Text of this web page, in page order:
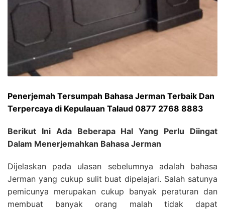
Penerjemah Tersumpah Bahasa Jerman Terbaik Dan
Terpercaya di Kepulauan Talaud 0877 2768 8883
Berikut Ini Ada Beberapa Hal Yang Perlu Diingat
Dalam Menerjemahkan Bahasa Jerman
Dijelaskan pada ulasan sebelumnya adalah bahasa
Jerman yang cukup sulit buat dipelajari. Salah satunya
pemicunya merupakan cukup banyak peraturan dan
membuat banyak orang malah tidak dapat